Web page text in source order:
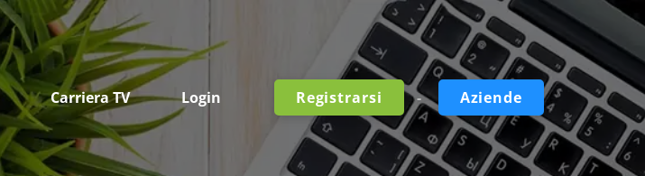
Carriera TV Login Registrarsi - Aziende